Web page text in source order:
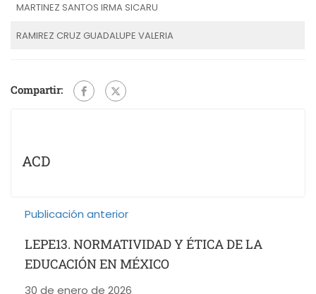
MARTINEZ SANTOS IRMA SICARU
RAMIREZ CRUZ GUADALUPE VALERIA
Compartir:
ACD
Publicación anterior
LEPE13. NORMATIVIDAD Y ÉTICA DE LA
EDUCACIÓN EN MÉXICO
30 de enero de 2026